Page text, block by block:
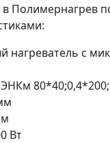
Полимернагрев
нагреватель с
Вт